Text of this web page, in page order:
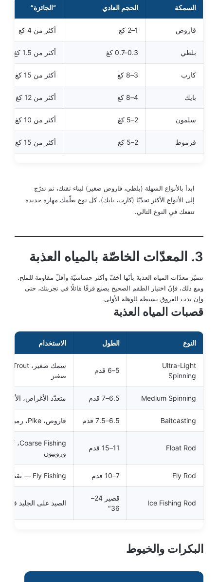
السمكة الحجم العادي “الجائزة”
قاروص 1–2 كغ أكثر من 4 كغ
بلطي 0.3–0.7 كغ أكثر من 1.5 كغ
كارب 3–8 كغ أكثر من 15 كغ
بايك 4–8 كغ أكثر من 12 كغ
سلمون 2–5 كغ أكثر من 10 كغ
قرموط 2–5 كغ أكثر من 15 كغ
ابدأ بالأنواع السهلة (بلطي، قاروص صغير) لبناء ثقتك، ثم تدرّج
إلى الأنواع الأكثر تحدّيًا (كارب، بايك). كل نوع يعلّمك مهارة جديدة
تنفعك في النوع التالي.
3. المعدّات الخاصّة بالمياه العذبة
تتميّز معدّات المياه العذبة بأنّها أخفّ وأكثر حساسيّة وأقلّ مقاومة للملح.
ومع ذلك، فإنّ اختيار الطقم الصحيح يصنع فرقًا هائلًا في تجربتك، حتى
وإن بدت الفروق بسيطة للوهلة الأولى.
قصبات المياه العذبة
النوع الطول الاستخدام
Ultra-Light
Spinning
5–6 قدم
صغير
Medium Spinning 6.5–7 قدم متعدّد الأغراض، الأكثر
Baitcasting 6.5–7.5 قدم قاروص، Pike، رميات دقيقة
Float Rod 11–15 قدم
Coarse Fishing، كارب
وروبيون
Fly Rod 7–10 قدم Fly Fishing — تقنية متخصّصة
Ice Fishing Rod
قصير 24–
36″
الصيد على الجليد فقط
البكرات والخيوط